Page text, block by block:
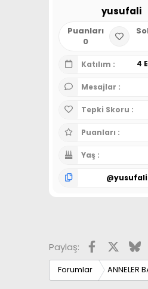
yusufali
Puanları
0
Katılım 4
Mesajlar
Tepki Skoru
Puanları
Yaş
@yusufali
Paylaş: Facebook
Forumlar ANNELER